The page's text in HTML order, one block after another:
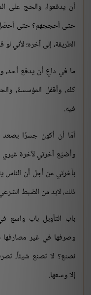
أن يدفعوا، والحج على
حتى أحججهم؟ حتى أحصّل
الطريقة، إلى آخره؛ لأني
ما في داعٍ أن يدفع أحد،
كله، وأقفل المؤسسة،
فيه.
أمّا أن أكون جسرًا يصعد
وأضيّع آخرتي لآخرة
بآخرتي من أجل أن الناس
ذلك، لابد من الضبط
باب التأويل باب واسع في
وصرفها في غير مصارفها
نصنع؟ لا تصنع شيئاً،
إلا وسعها.